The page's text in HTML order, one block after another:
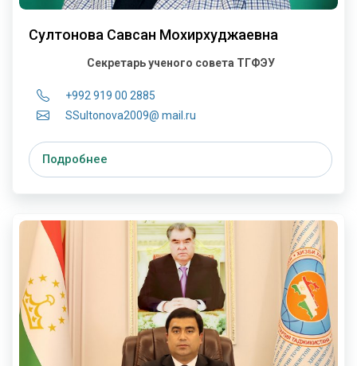
Султонова Савсан Мохирхуджаевна
Секретарь ученого совета ТГФЭУ
+992 919 00 2885
SSultonova2009@ mail.ru
Подробнее